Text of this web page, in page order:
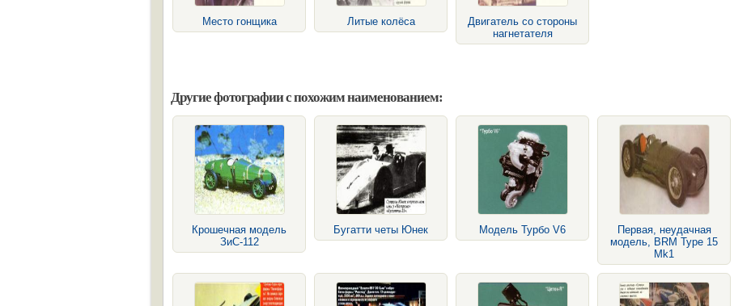
Место гонщика Литые колёса
Двигатель со стороны
нагнетателя
Другие фотографии с похожим наименованием:
Крошечная модель
ЗиС-112
Бугатти четы Юнек Модель Турбо V6
Первая, неудачная
модель, BRM Type 15
Mk1